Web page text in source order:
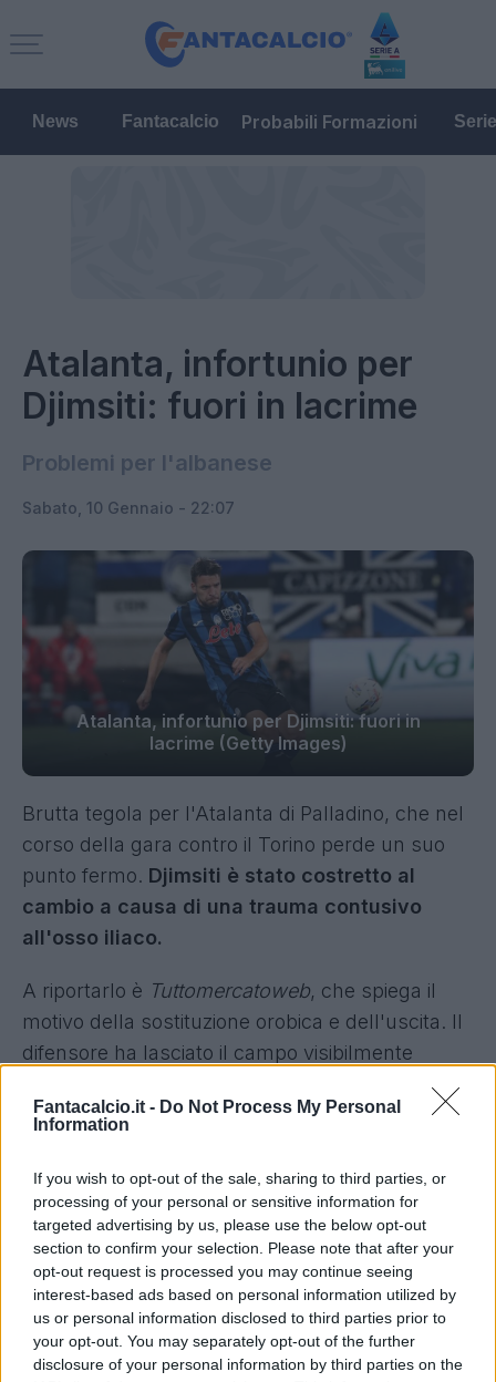
Fantacalcio.it - Do Not Process My Personal
Information
If you wish to opt-out of the sale, sharing to third parties, or
processing of your personal or sensitive information for
targeted advertising by us, please use the below opt-out
section to confirm your selection. Please note that after your
opt-out request is processed you may continue seeing
interest-based ads based on personal information utilized by
us or personal information disclosed to third parties prior to
your opt-out. You may separately opt-out of the further
disclosure of your personal information by third parties on the
News Fantacalcio Probabili Formazioni
Atalanta, infortunio per
Djimsiti: fuori in lacrime
Problemi per l'albanese
Sabato, 10 Gennaio - 22:07
Atalanta, infortunio per Djimsiti: fuori in
lacrime (Getty Images)
Brutta tegola per l'Atalanta di Palladino, che nel
corso della gara contro il Torino perde un suo
punto fermo. Djimsiti è stato costretto al
cambio a causa di una trauma contusivo
all'osso iliaco.
A riportarlo è Tuttomercatoweb, che spiega il
motivo della sostituzione orobica e dell'uscita. Il
difensore ha lasciato il campo visibilmente
Atalanta, tegola Djimsiti
L'albanese sarà sottoposto ad esami strumentali
nei prossimi giorni: saranno questi a determinare
i tempi di recupero. Al suo posto è subentrato
Hien, che è andato a rilevare il suo ruolo in